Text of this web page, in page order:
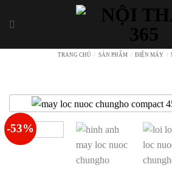
TRANG CHỦ / SẢN PHẨM / ĐIỆN MÁY /
-53%